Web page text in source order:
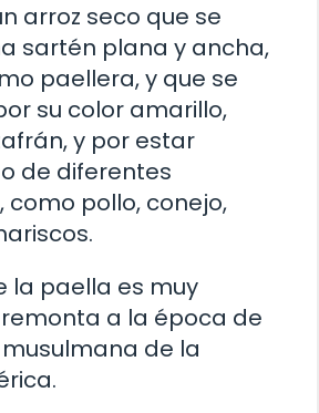
arroz seco que se
sartén plana y ancha,
paellera, y que se
su color amarillo,
y por estar
de diferentes
como pollo, conejo,
la paella es muy
a la época de
de la